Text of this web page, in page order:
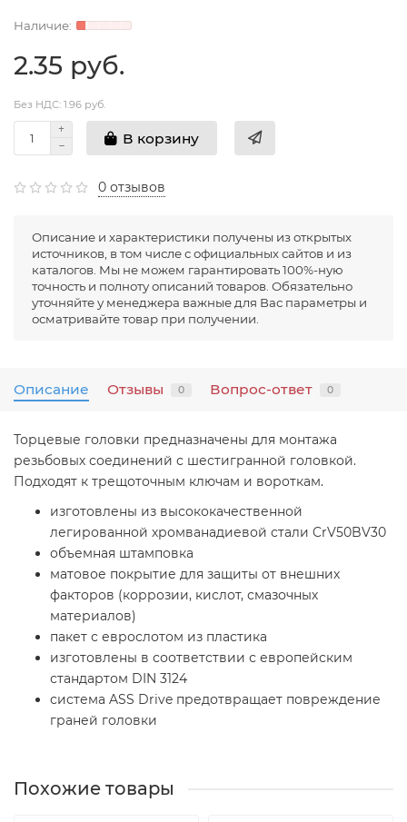
2.35 руб.
Без НДС: 1.96 руб.
В корзину
0 отзывов
Описание и характеристики получены из открытых
источников, в том числе с официальных сайтов и из
каталогов. Мы не можем гарантировать 100%-ную
точность и полноту описаний товаров. Обязательно
уточняйте у менеджера важные для Вас параметры и
осматривайте товар при получении.
Описание Отзывы 0 Вопрос-ответ 0
Торцевые головки предназначены для монтажа
резьбовых соединений с шестигранной головкой.
Подходят к трещоточным ключам и вороткам.
изготовлены из высококачественной
легированной хромванадиевой стали CrV50BV30
объемная штамповка
матовое покрытие для защиты от внешних
факторов (коррозии, кислот, смазочных
материалов)
пакет с еврослотом из пластика
изготовлены в соответствии с европейским
стандартом DIN 3124
система ASS Drive предотвращает повреждение
граней головки
Похожие товары